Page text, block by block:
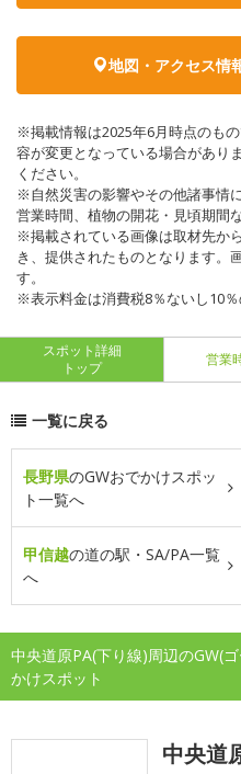
地図・アクセス情
※掲載情報は2025年6月時点のも
容が変更となっている場合があり
ください。
※自然災害の影響やその他諸事情
営業時間、植物の開花・見頃期間
※掲載されている画像は取材先か
き、提供されたものとなります。
す。
※表示料金は消費税8％ないし10％
スポット詳細
トップ
営業
一覧に戻る
長野県のGWおでかけスポッ
ト一覧へ
甲信越の道の駅・SA/PA一覧
へ
中央道原PA(下り線)周辺のGW(
かけスポット
中央道